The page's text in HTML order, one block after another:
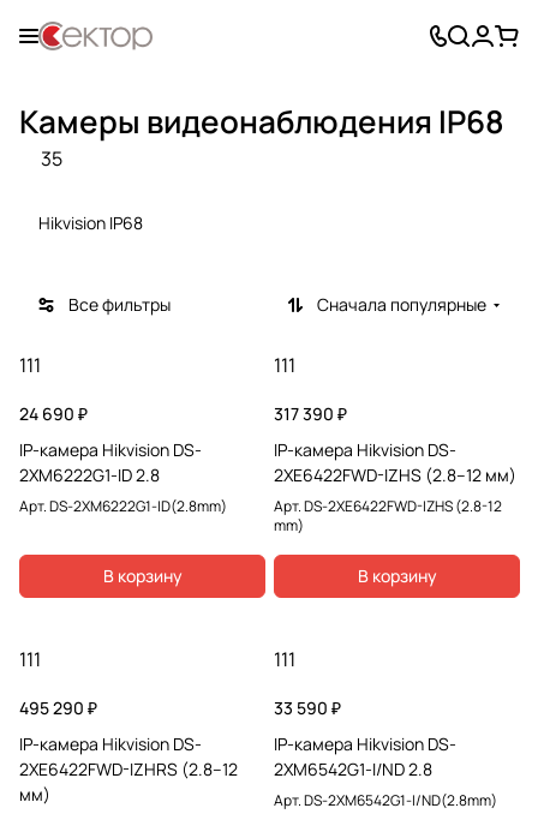
Камеры видеонаблюдения IP68
35
Hikvision IP68
Все фильтры Сначала популярные
111
24 690 ₽
IP-камера Hikvision DS-
2XM6222G1-ID 2.8
Арт.DS-2XM6222G1-ID(2.8mm)
В корзину
111
317 390 ₽
IP-камера Hikvision DS-
2XE6422FWD-IZHS (2.8–12 мм)
Арт.DS-2XE6422FWD-IZHS (2.8-12
mm)
В корзину
111
495 290 ₽
IP-камера Hikvision DS-
2XE6422FWD-IZHRS (2.8–12
мм)
111
33 590 ₽
IP-камера Hikvision DS-
2XM6542G1-I/ND 2.8
Арт.DS-2XM6542G1-I/ND(2.8mm)